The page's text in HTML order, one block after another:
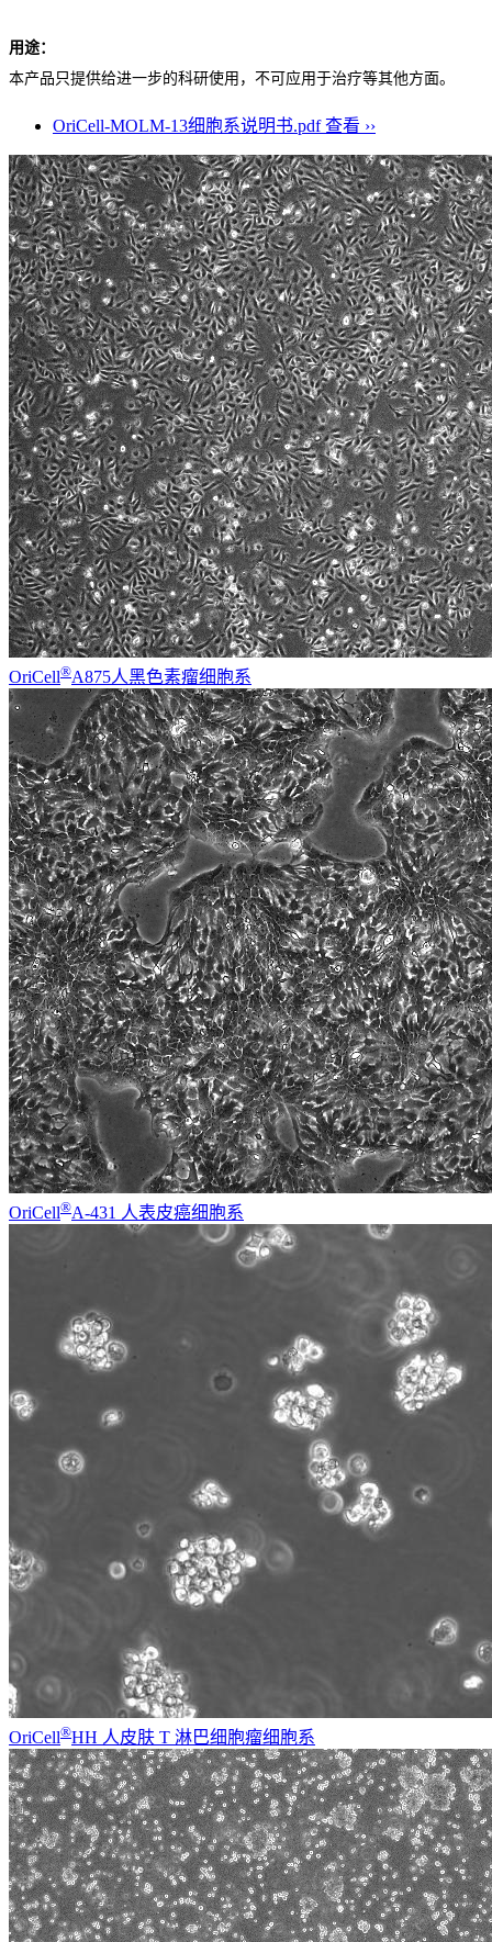
用途：
本产品只提供给进一步的科研使用，不可应用于治疗等其他方面。
OriCell-MOLM-13细胞系说明书.pdf查看 ››
OriCell®A875人黑色素瘤细胞系
OriCell®A-431 人表皮癌细胞系
OriCell®HH 人皮肤 T 淋巴细胞瘤细胞系